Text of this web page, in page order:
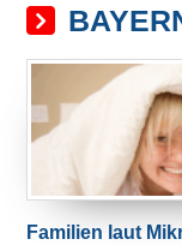
Familien laut